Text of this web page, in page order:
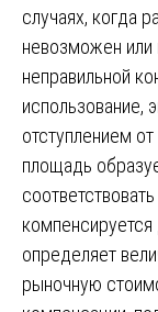
случаях, когда
невозможен или
неправильной
использование,
отступлением
площадь
определяет
рыночную